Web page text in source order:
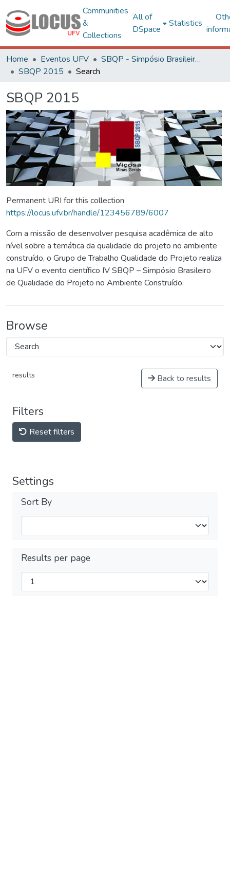
Communities
&
Collections
All of
DSpace
Statistics
Home Eventos UFV
SBQP - Simpósio Brasileiro de Qualidade do Projeto no Ambiente Construído
SBQP 2015
Search
SBQP 2015
Permanent URI for this collection
https://locus.ufv.br/handle/123456789/6007
Com a missão de desenvolver pesquisa acadêmica de alto
nível sobre a temática da qualidade do projeto no ambiente
construído, o Grupo de Trabalho Qualidade do Projeto realiza
na UFV o evento científico IV SBQP – Simpósio Brasileiro
de Qualidade do Projeto no Ambiente Construído.
Browse
results Back to results
Filters
Reset filters
Settings
Sort By
Results per page